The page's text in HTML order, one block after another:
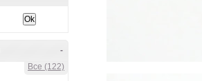
-
Все (122)